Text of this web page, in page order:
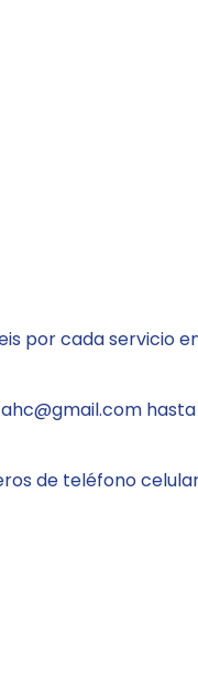
por cada servicio
gmail.com hasta
de teléfono